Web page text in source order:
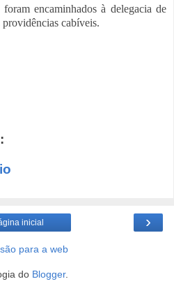
encaminhados à delegacia de
providências cabíveis.
›
inicial
para a web
do Blogger.